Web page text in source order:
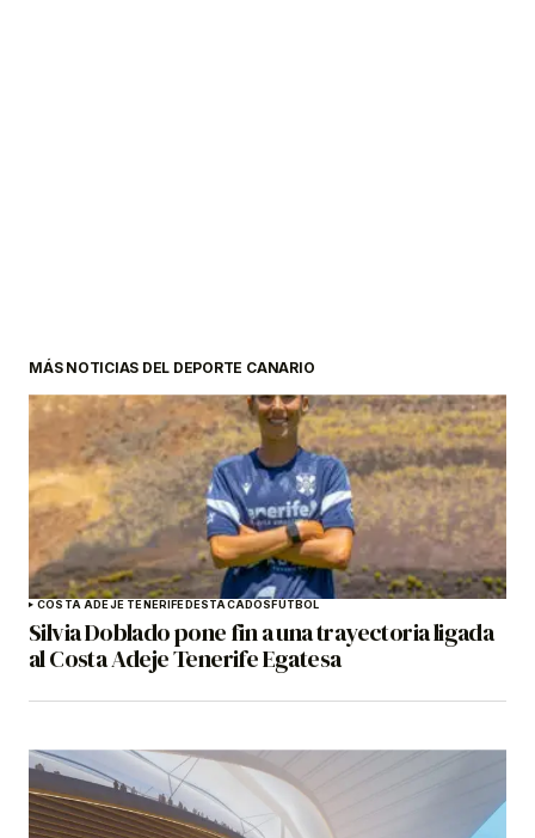
MÁS NOTICIAS DEL DEPORTE CANARIO
COSTA ADEJE TENERIFEDESTACADOSFÚTBOL
Silvia Doblado pone fin a una trayectoria ligada
al Costa Adeje Tenerife Egatesa